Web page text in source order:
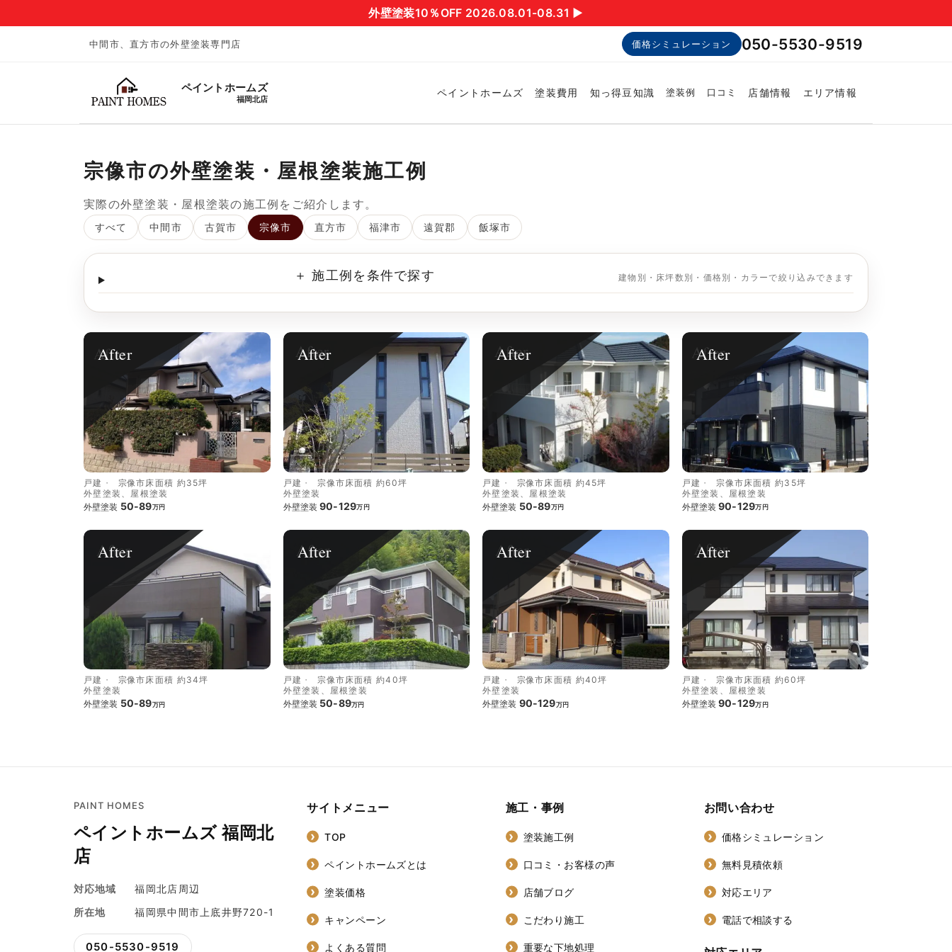
外壁塗装10％OFF 2026.08.01-08.31 ▶︎
中間市、直方市の外壁塗装専門店 価格シミュレーション 050-5530-9519
ペイントホームズ
福岡北店
ペイントホームズ 塗装費用 知っ得豆知識 塗装例 口コミ 店舗情報 エリア情報
宗像市の外壁塗装・屋根塗装施工例
実際の外壁塗装・屋根塗装の施工例をご紹介します。
すべて 中間市 古賀市 宗像市 直方市 福津市 遠賀郡 飯塚市
＋ 施工例を条件で探す 建物別・床坪数別・価格別・カラーで絞り込みできます
After
戸建 宗像市床面積 約35坪
外壁塗装、屋根塗装
外壁塗装 50-89万円
After
戸建 宗像市床面積 約60坪
外壁塗装
外壁塗装 90-129万円
After
戸建 宗像市床面積 約45坪
外壁塗装、屋根塗装
外壁塗装 50-89万円
After
戸建 宗像市床面積 約35坪
外壁塗装、屋根塗装
外壁塗装 90-129万円
After
戸建 宗像市床面積 約34坪
外壁塗装
外壁塗装 50-89万円
After
戸建 宗像市床面積 約40坪
外壁塗装、屋根塗装
外壁塗装 50-89万円
After
戸建 宗像市床面積 約40坪
外壁塗装
外壁塗装 90-129万円
After
戸建 宗像市床面積 約60坪
外壁塗装、屋根塗装
外壁塗装 90-129万円
PAINT HOMES
ペイントホームズ 福岡北
店
対応地域
福岡北店周辺
所在地
福岡県中間市上底井野720-1
050-5530-9519
サイトメニュー
TOP
ペイントホームズとは
塗装価格
キャンペーン
よくある質問
施工・事例
塗装施工例
口コミ・お客様の声
店舗ブログ
こだわり施工
重要な下地処理
お問い合わせ
価格シミュレーション
無料見積依頼
対応エリア
電話で相談する